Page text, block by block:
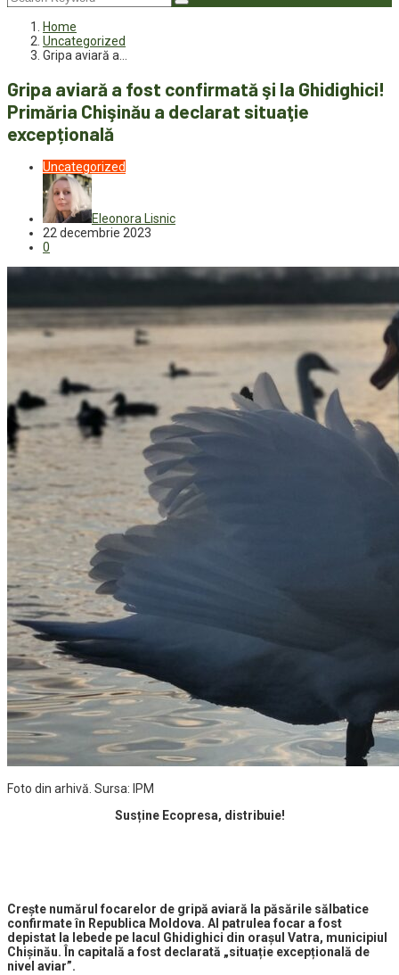
Home
Uncategorized
Gripa aviară a…
Gripa aviară a fost confirmată şi la Ghidighici!
Primăria Chişinău a declarat situaţie
excepțională
Uncategorized
Eleonora Lisnic
22 decembrie 2023
0
Foto din arhivă. Sursa: IPM
Susține Ecopresa, distribuie!
Creşte numărul focarelor de gripă aviară la păsările sălbatice
confirmate în Republica Moldova. Al patrulea focar a fost
depistat la lebede pe lacul Ghidighici din orașul Vatra, municipiul
Chișinău. În capitală a fost declarată „situație excepțională de
nivel aviar”.